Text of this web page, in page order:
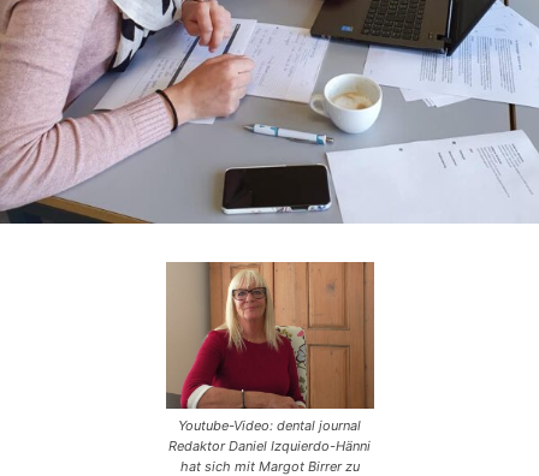
Youtube-Video: dental journal
Redaktor Daniel Izquierdo-Hänni
hat sich mit Margot Birrer zu